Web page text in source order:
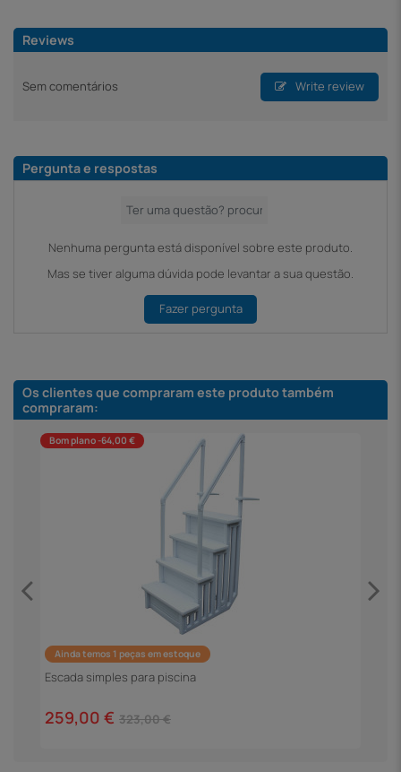
Reviews
Sem comentários Write review
Pergunta e respostas
Nenhuma pergunta está disponível sobre este produto.
Mas se tiver alguma dúvida pode levantar a sua questão.
Fazer pergunta
Os clientes que compraram este produto também
compraram:
Bom plano -64,00 €
Ainda temos 1 peças em estoque
Escada simples para piscina
259,00 € 323,00 €